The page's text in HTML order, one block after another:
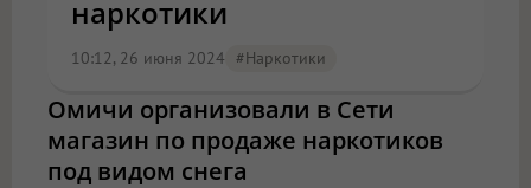
наркотики
10:12, 26 июня 2024 #наркотики
Омичи организовали в Сети
магазин по продаже наркотиков
под видом снега